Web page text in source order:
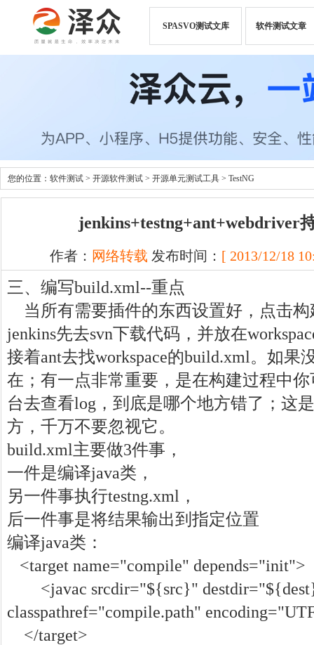
SPASVO测试文库 软件测试文章
您的位置： 软件测试 > 开源软件测试 > 开源单元测试工具 > TestNG
jenkins+testng+ant+webdriver
作者： 网络转载 发布时间： [ 2013/12/18
三、编写build.xml--重点
当所有需要插件的东西设置好，点击构
jenkins先去svn下载代码，并放在
接着ant去找workspace的build.xml。如果
在；有一点非常重要，是在构建过程中
台去查看log，到底是哪个地方错了；这
方，千万不要忽视它。
build.xml主要做3件事，
一件是编译java类，
另一件事执行testng.xml，
后一件事是将结果输出到指定位置
编译java类：
<target name="compile" depends="init">
<javac srcdir="${src}"
classpathref="compile.path"
</target>